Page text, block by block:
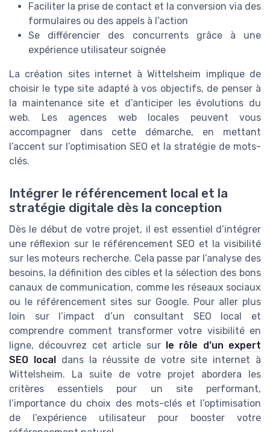
Faciliter la prise de contact et la conversion via des
formulaires ou des appels à l’action
Se différencier des concurrents grâce à une
expérience utilisateur soignée
La création sites internet à Wittelsheim implique de
choisir le type site adapté à vos objectifs, de penser à
la maintenance site et d’anticiper les évolutions du
web. Les agences web locales peuvent vous
accompagner dans cette démarche, en mettant
l’accent sur l’optimisation SEO et la stratégie de mots-
clés.
Intégrer le référencement local et la
stratégie digitale dès la conception
Dès le début de votre projet, il est essentiel d’intégrer
une réflexion sur le référencement SEO et la visibilité
sur les moteurs recherche. Cela passe par l’analyse des
besoins, la définition des cibles et la sélection des bons
canaux de communication, comme les réseaux sociaux
ou le référencement sites sur Google. Pour aller plus
loin sur l’impact d’un consultant SEO local et
comprendre comment transformer votre visibilité en
ligne, découvrez cet article sur
le rôle d’un expert
SEO local
dans la réussite de votre site internet à
Wittelsheim. La suite de votre projet abordera les
critères essentiels pour un site performant,
l’importance du choix des mots-clés et l’optimisation
de l’expérience utilisateur pour booster votre